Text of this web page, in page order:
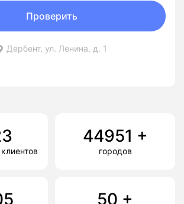
Дербент, ул. Ленина, д. 1
Проверить
44951 +
городов
50 +